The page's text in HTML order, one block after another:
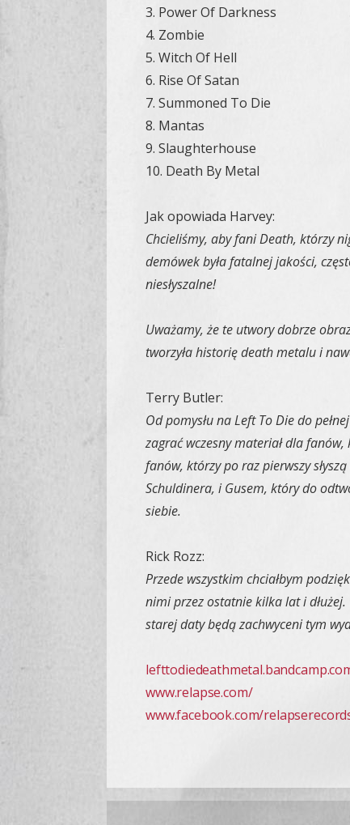
3. Power Of Darkness
4. Zombie
5. Witch Of Hell
6. Rise Of Satan
7. Summoned To Die
8. Mantas
9. Slaughterhouse
10. Death By Metal
Jak opowiada Harvey:
Chcieliśmy, aby fani Death, którzy
demówek była fatalnej jakości,
niesłyszalne!
Uważamy, że te utwory dobrze
tworzyła historię death metalu i
Terry Butler:
Od pomysłu na Left To Die do
zagrać wczesny materiał dla
fanów, którzy po raz pierwszy
Schuldinera, i Gusem, który do
siebie.
Rick Rozz:
Przede wszystkim chciałbym
nimi przez ostatnie kilka lat i
starej daty będą zachwyceni tym
www.relapse.com/
www.facebook.com/